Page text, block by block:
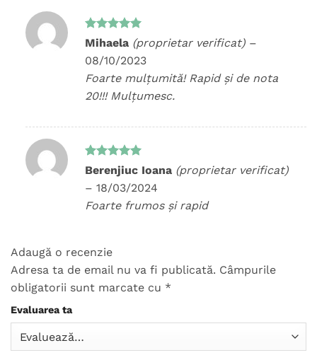
Evaluat la
Mihaela (proprietar verificat) –
08/10/2023
Foarte mulțumită! Rapid și de nota
20!!! Mulțumesc.
Evaluat la
din 5
Berenjiuc Ioana (proprietar verificat)
– 18/03/2024
Foarte frumos și rapid
Adaugă o recenzie
Adresa ta de email nu va fi publicată. Câmpurile
obligatorii sunt marcate cu *
Evaluarea ta